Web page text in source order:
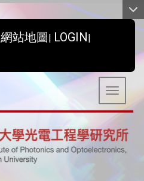
網站地圖| LOGIN|
Toggle